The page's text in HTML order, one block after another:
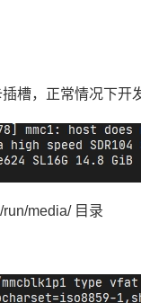
槽，正常情况下开
media/ 目录